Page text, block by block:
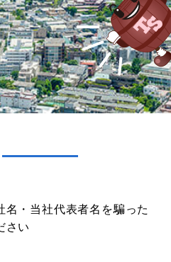
名・当社代表者名を騙った
さい